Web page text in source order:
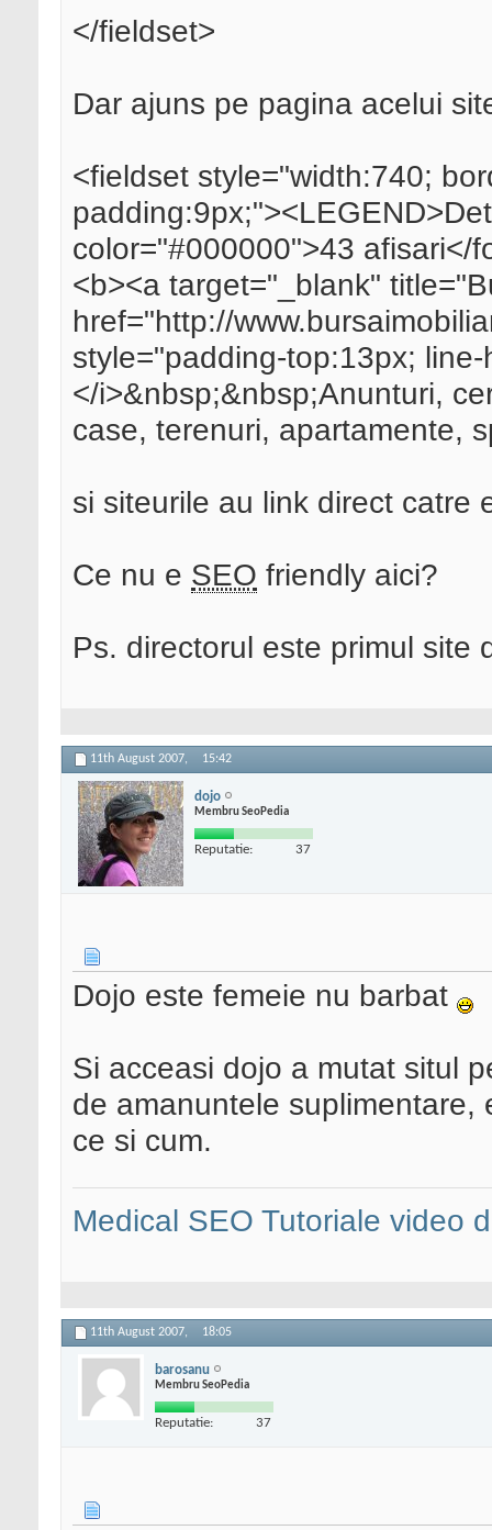
</fieldset>
Dar ajuns pe pagina acelui
<fieldset style="width:740;
color="#000000">43 afisari</
<b><a target="_blank"
href="http://
style="padding-top:13px;
</i>&nbsp;&nbsp;Anunturi,
case, terenuri, apartamente,
si siteurile au link direct catre
Ce nu e SEO friendly aici?
Ps. directorul este primul site
11th August 2007, 15:42
dojo
Membru SeoPedia
Reputatie: 37
Dojo este femeie nu barbat
Si acceasi dojo a mutat situl
de amanuntele suplimentare,
ce si cum.
Medical SEO Tutoriale video
11th August 2007, 18:05
barosanu
Membru SeoPedia
Reputatie: 37